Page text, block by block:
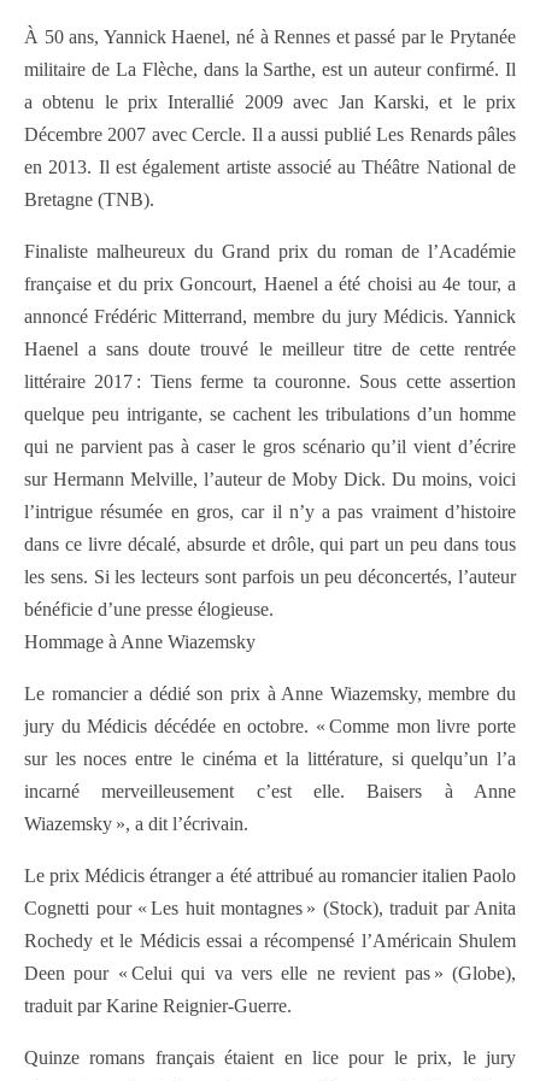
À 50 ans, Yannick Haenel, né à Rennes et passé par le Prytanée
militaire de La Flèche, dans la Sarthe, est un auteur confirmé. Il
a obtenu le prix Interallié 2009 avec Jan Karski, et le prix
Décembre 2007 avec Cercle. Il a aussi publié Les Renards pâles
en 2013. Il est également artiste associé au Théâtre National de
Bretagne (TNB).
Finaliste malheureux du Grand prix du roman de l’Académie
française et du prix Goncourt, Haenel a été choisi au 4e tour, a
annoncé Frédéric Mitterrand, membre du jury Médicis. Yannick
Haenel a sans doute trouvé le meilleur titre de cette rentrée
littéraire 2017 : Tiens ferme ta couronne. Sous cette assertion
quelque peu intrigante, se cachent les tribulations d’un homme
qui ne parvient pas à caser le gros scénario qu’il vient d’écrire
sur Hermann Melville, l’auteur de Moby Dick. Du moins, voici
l’intrigue résumée en gros, car il n’y a pas vraiment d’histoire
dans ce livre décalé, absurde et drôle, qui part un peu dans tous
les sens. Si les lecteurs sont parfois un peu déconcertés, l’auteur
bénéficie d’une presse élogieuse.
Hommage à Anne Wiazemsky
Le romancier a dédié son prix à Anne Wiazemsky, membre du
jury du Médicis décédée en octobre. « Comme mon livre porte
sur les noces entre le cinéma et la littérature, si quelqu’un l’a
incarné merveilleusement c’est elle. Baisers à Anne
Wiazemsky », a dit l’écrivain.
Le prix Médicis étranger a été attribué au romancier italien Paolo
Cognetti pour « Les huit montagnes » (Stock), traduit par Anita
Rochedy et le Médicis essai a récompensé l’Américain Shulem
Deen pour « Celui qui va vers elle ne revient pas » (Globe),
traduit par Karine Reignier-Guerre.
Quinze romans français étaient en lice pour le prix, le jury